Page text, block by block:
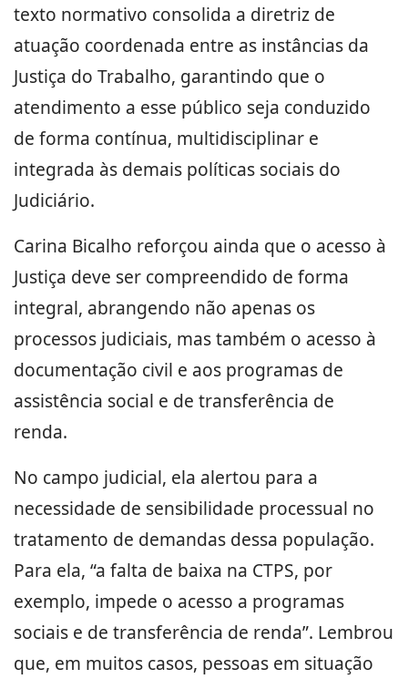
texto normativo consolida a diretriz de
atuação coordenada entre as instâncias da
Justiça do Trabalho, garantindo que o
atendimento a esse público seja conduzido
de forma contínua, multidisciplinar e
integrada às demais políticas sociais do
Judiciário.
Carina Bicalho reforçou ainda que o acesso à
Justiça deve ser compreendido de forma
integral, abrangendo não apenas os
processos judiciais, mas também o acesso à
documentação civil e aos programas de
assistência social e de transferência de
renda.
No campo judicial, ela alertou para a
necessidade de sensibilidade processual no
tratamento de demandas dessa população.
Para ela, “a falta de baixa na CTPS, por
exemplo, impede o acesso a programas
sociais e de transferência de renda”. Lembrou
que, em muitos casos, pessoas em situação